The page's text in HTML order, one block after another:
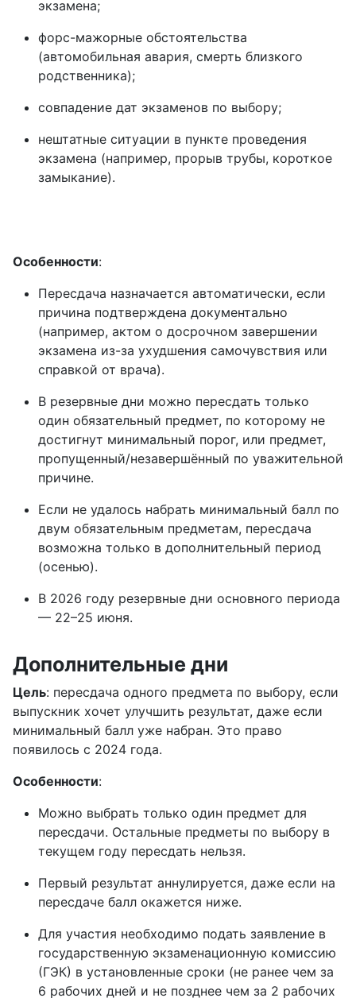
экзамена;
форс-мажорные обстоятельства
(автомобильная авария, смерть близкого
родственника);
совпадение дат экзаменов по выбору;
нештатные ситуации в пункте проведения
экзамена (например, прорыв трубы, короткое
замыкание).
Особенности:
Пересдача назначается автоматически, если
причина подтверждена документально
(например, актом о досрочном завершении
экзамена из-за ухудшения самочувствия или
справкой от врача).
В резервные дни можно пересдать только
один обязательный предмет, по которому не
достигнут минимальный порог, или предмет,
пропущенный/незавершённый по уважительной
причине.
Если не удалось набрать минимальный балл по
двум обязательным предметам, пересдача
возможна только в дополнительный период
(осенью).
В 2026 году резервные дни основного периода
— 22–25 июня.
Дополнительные дни
Цель: пересдача одного предмета по выбору, если
выпускник хочет улучшить результат, даже если
минимальный балл уже набран. Это право
появилось с 2024 года.
Особенности:
Можно выбрать только один предмет для
пересдачи. Остальные предметы по выбору в
текущем году пересдать нельзя.
Первый результат аннулируется, даже если на
пересдаче балл окажется ниже.
Для участия необходимо подать заявление в
государственную экзаменационную комиссию
(ГЭК) в установленные сроки (не ранее чем за
6 рабочих дней и не позднее чем за 2 рабочих